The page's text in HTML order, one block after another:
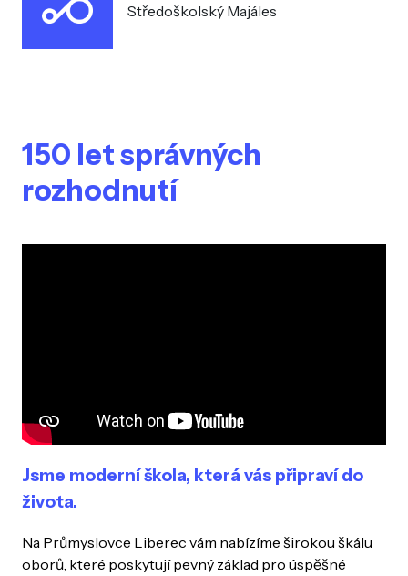
Středoškolský Majáles
150 let správných
rozhodnutí
Jsme moderní škola, která vás připraví do
života.
Na Průmyslovce Liberec vám nabízíme širokou škálu
oborů, které poskytují pevný základ pro úspěšné